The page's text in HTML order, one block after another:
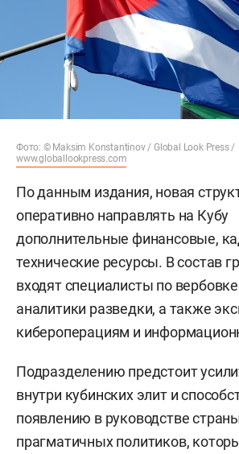
Фото: © Maksim Konstantinov / Global Look Press /
www.globallookpress.com
По данным издания, новая
оперативно направлять на Кубу
дополнительные финансовые,
технические ресурсы. В состав
входят специалисты по
аналитики разведки, а также
кибероперациям и
Подразделению предстоит
внутри кубинских элит и
появлению в руководстве
прагматичных политиков,